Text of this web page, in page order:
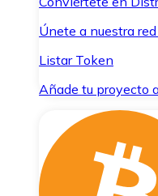
Únete a nuestra
Listar Token
Añade tu proyecto